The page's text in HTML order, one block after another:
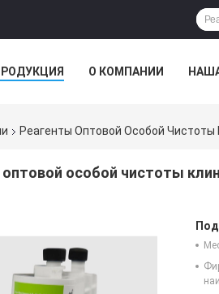
О КОМПАНИИ
Реагенты Оптовой Особой
особой чистоты